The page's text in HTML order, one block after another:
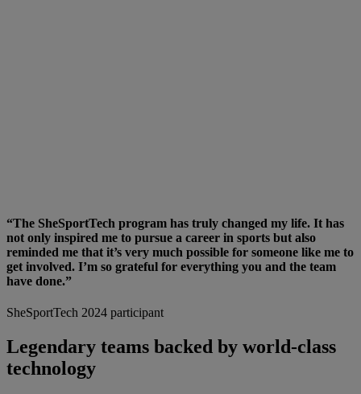
“The SheSportTech program has truly changed my life. It has
not only inspired me to pursue a career in sports but also
reminded me that it’s very much possible for someone like me to
get involved. I’m so grateful for everything you and the team
have done.”
SheSportTech 2024 participant
Legendary teams backed by world-class
technology